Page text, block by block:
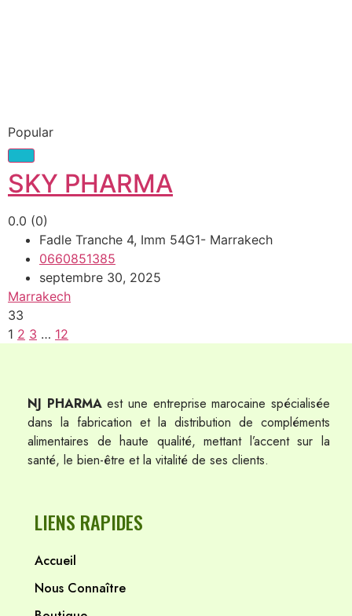
Popular
SKY PHARMA
0.0 (0)
Fadle Tranche 4, Imm 54G1- Marrakech
0660851385
septembre 30, 2025
Marrakech
33
1 2 3 … 12
NJ PHARMAest une entreprise marocaine spécialisée
dans la fabrication et la distribution de compléments
alimentaires de haute qualité, mettant l’accent sur la
santé, le bien-être et la vitalité de ses clients.
LIENS RAPIDES
Accueil
Nous Connaître